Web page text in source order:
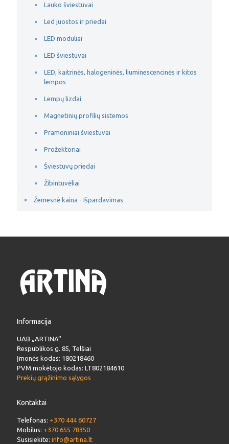
Lauko šviestuvai
Led juostos ir priedai
LED moduliai
LED šviestuvai
LED, kaitrinės, halogeninės, liuminescencinės ir kitos
lempos
Lempų lizdai
Magnetinių profilių sistemos
Pramoniniai šviestuvai
Prožektoriai
Šviestuvų priedai
Žibintuvėliai
Žemesnė kaina - Išpardavimas
Informacija
UAB „ARTINA“
Respublikos g. 85, Telšiai
Įmonės kodas: 180218460
PVM mokėtojo kodas: LT802184610
Prekių grąžinimo sąlygos
Kontaktai
Telefonas: +370 444 60727
Mobilus: +370 655 78350
Susisiekite: info@artina.lt